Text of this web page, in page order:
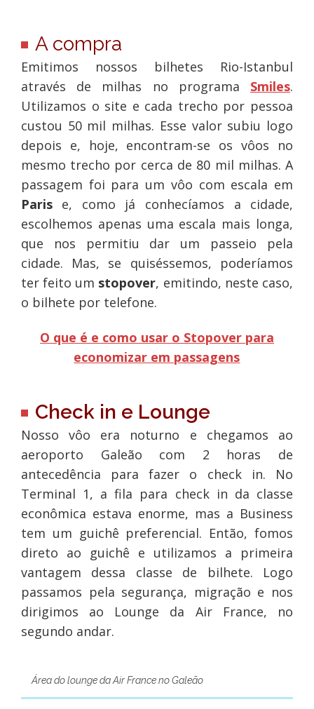
A compra
Emitimos nossos bilhetes Rio-Istanbul
através de milhas no programa Smiles.
Utilizamos o site e cada trecho por pessoa
custou 50 mil milhas. Esse valor subiu logo
depois e, hoje, encontram-se os vôos no
mesmo trecho por cerca de 80 mil milhas. A
passagem foi para um vôo com escala em
Parise, como já conhecíamos a cidade,
escolhemos apenas uma escala mais longa,
que nos permitiu dar um passeio pela
cidade. Mas, se quiséssemos, poderíamos
ter feito um stopover, emitindo, neste caso,
o bilhete por telefone.
O que é e como usar o Stopover para
economizar em passagens
Check in e Lounge
Nosso vôo era noturno e chegamos ao
aeroporto Galeão com 2 horas de
antecedência para fazer o check in. No
Terminal 1, a fila para check in da classe
econômica estava enorme, mas a Business
tem um guichê preferencial. Então, fomos
direto ao guichê e utilizamos a primeira
vantagem dessa classe de bilhete. Logo
passamos pela segurança, migração e nos
dirigimos ao Lounge da Air France, no
segundo andar.
Área do lounge da Air France no Galeão